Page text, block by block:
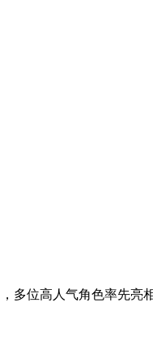
多位高人气角色率先